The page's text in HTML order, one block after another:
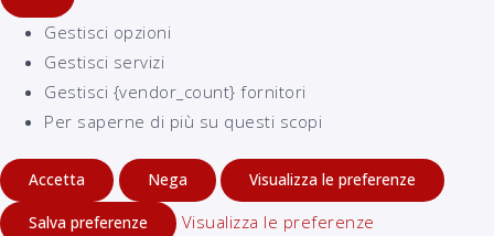
Gestisci opzioni
Gestisci servizi
Gestisci {vendor_count} fornitori
Per saperne di più su questi scopi
Accetta Nega Visualizza le preferenze
Salva preferenze
Visualizza le preferenze